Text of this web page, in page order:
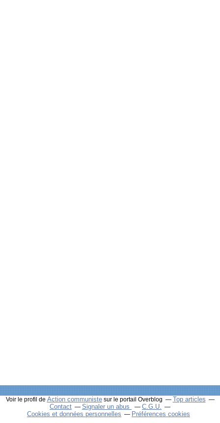
Voir le profil de Action communistesur le portail Overblog
Top articles
Contact
Signaler un abus
C.G.U.
Cookies et données personnelles
Préférences cookies